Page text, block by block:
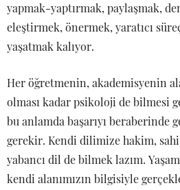
yapmak-yaptırmak, paylaşmak,
eleştirmek, önermek, yaratıcı
yaşatmak kalıyor.
Her öğretmenin, akademisyenin
olması kadar psikoloji de bilmesi
bu anlamda başarıyı beraberinde
gerekir. Kendi dilimize hakim,
yabancı dil de bilmek lazım.
kendi alanımızın bilgisiyle